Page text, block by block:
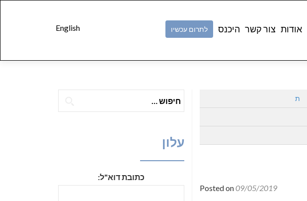
English אודות צור קשר היכנס לתרום עכשיו
ת
Posted on09/05/2019
עלון
כתובת דוא"ל: